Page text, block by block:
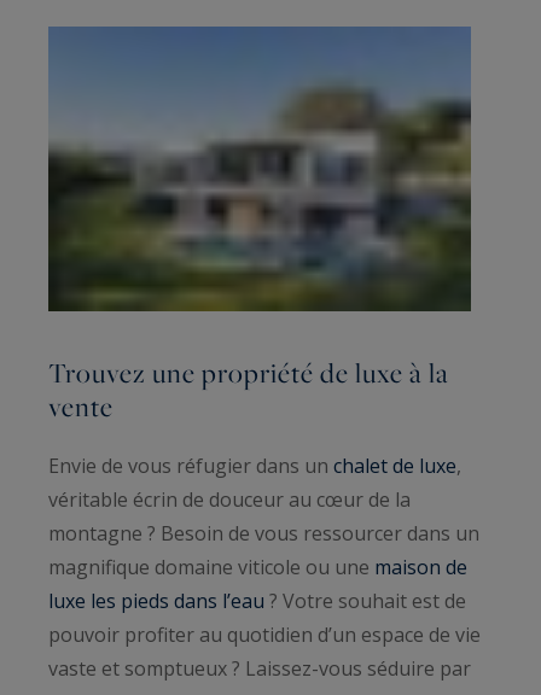
Trouvez une propriété de luxe à la
vente
Envie de vous réfugier dans un chalet de luxe,
véritable écrin de douceur au cœur de la
montagne ? Besoin de vous ressourcer dans un
magnifique domaine viticole ou une maison de
luxe les pieds dans l’eau ? Votre souhait est de
pouvoir profiter au quotidien d’un espace de vie
vaste et somptueux ? Laissez-vous séduire par